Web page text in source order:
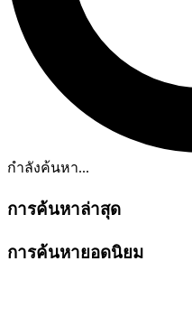
กำลังค้นหา...
การค้นหาล่าสุด
การค้นหายอดนิยม